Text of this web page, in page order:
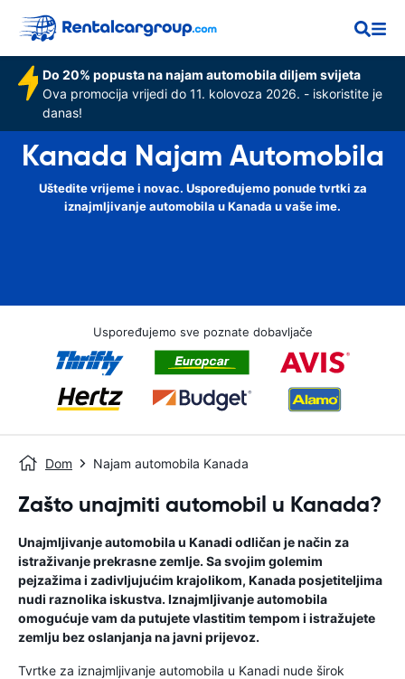
Do 20% popusta na najam automobila diljem svijeta
Ova promocija vrijedi do 11. kolovoza 2026. - iskoristite je
danas!
Kanada Najam Automobila
Uštedite vrijeme i novac. Uspoređujemo ponude tvrtki za
iznajmljivanje automobila u Kanada u vaše ime.
Uspoređujemo sve poznate dobavljače
Dom Najam automobila Kanada
Zašto unajmiti automobil u Kanada?
Unajmljivanje automobila u Kanadi odličan je način za
istraživanje prekrasne zemlje. Sa svojim golemim
pejzažima i zadivljujućim krajolikom, Kanada posjetiteljima
nudi raznolika iskustva. Iznajmljivanje automobila
omogućuje vam da putujete vlastitim tempom i istražujete
zemlju bez oslanjanja na javni prijevoz.
Tvrtke za iznajmljivanje automobila u Kanadi nude širok